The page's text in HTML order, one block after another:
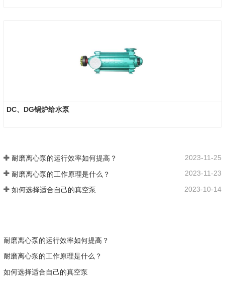
DC、DG锅炉给水泵
耐磨离心泵的运行效率如何提高？ 2023-11-25
耐磨离心泵的工作原理是什么？ 2023-11-23
如何选择适合自己的真空泵 2023-10-14
耐磨离心泵的运行效率如何提高？
耐磨离心泵的工作原理是什么？
如何选择适合自己的真空泵